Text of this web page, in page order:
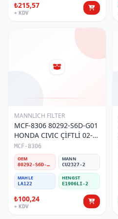
₺215,57
+ KDV
MANNLICH FILTER
MCF-8306 80292-S6D-G01
HONDA CIVIC ÇİFTLİ 02-
06 POLEN FİLTRESİ
MCF-8306
OEM
80292-S6D-G01 / 80292-S50-A01/80292-S5A-003/80292-S5D-406
MANN
CU2327-2
MAHLE
LA122
HENGST
E1906LI-2
₺100,24
+ KDV